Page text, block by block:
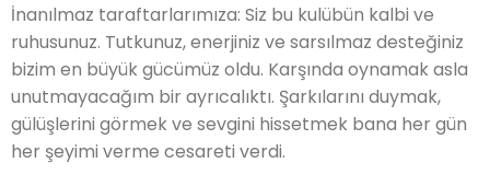
İnanılmaz taraftarlarımıza: Siz bu kulübün kalbi ve
ruhusunuz. Tutkunuz, enerjiniz ve sarsılmaz desteğiniz
bizim en büyük gücümüz oldu. Karşında oynamak asla
unutmayacağım bir ayrıcalıktı. Şarkılarını duymak,
gülüşlerini görmek ve sevgini hissetmek bana her gün
her şeyimi verme cesareti verdi.